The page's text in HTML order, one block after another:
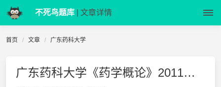
不死鸟题库 | 文章详情
首页 文章 广东药科大学
广东药科大学《药学概论》2011复习资料整理